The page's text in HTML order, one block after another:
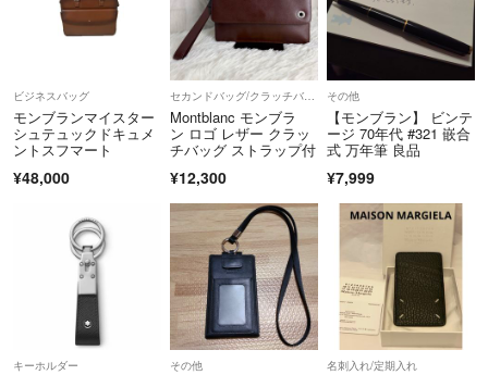
ビジネスバッグ
モンブランマイスター
シュテュックドキュメ
ントスフマート
¥48,000
セカンドバッグ/クラッチバッグ
Montblanc モンブラ
ン ロゴ レザー クラッ
チバッグ ストラップ付
¥12,300
その他
【モンブラン】 ビンテ
ージ 70年代 #321 嵌合
式 万年筆 良品
¥7,999
キーホルダー その他 名刺入れ/定期入れ